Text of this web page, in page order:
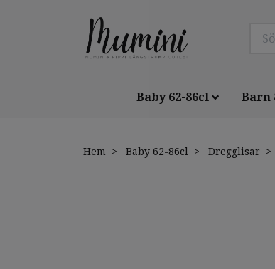
Baby 62-86cl Barn
Hem Baby 62-86cl Dregglisar